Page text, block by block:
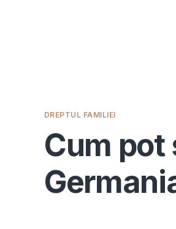
DREPTUL FAMILIEI
Cum pot